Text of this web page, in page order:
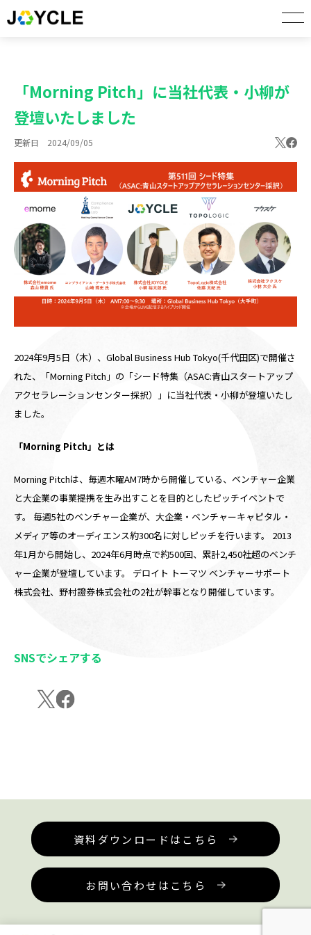
「Morning Pitch」に当社代表・小柳が
登壇いたしました
更新日 2024/09/05
2024年9月5日（木）、Global Business Hub Tokyo(千代田区)で開催さ
れた、「Morning Pitch」の「シード特集（ASAC:青山スタートアップ
アクセラレーションセンター採択）」に当社代表・小柳が登壇いたし
ました。
「Morning Pitch」とは
Morning Pitchは、毎週木曜AM7時から開催している、ベンチャー企業
と大企業の事業提携を生み出すことを目的としたピッチイベントで
す。 毎週5社のベンチャー企業が、大企業・ベンチャーキャピタル・
メディア等のオーディエンス約300名に対しピッチを行います。 2013
年1月から開始し、2024年6月時点で約500回、累計2,450社超のベンチ
ャー企業が登壇しています。 デロイト トーマツ ベンチャーサポート
株式会社、野村證券株式会社の2社が幹事となり開催しています。
SNSでシェアする
資料ダウンロードはこちら
お問い合わせはこちら